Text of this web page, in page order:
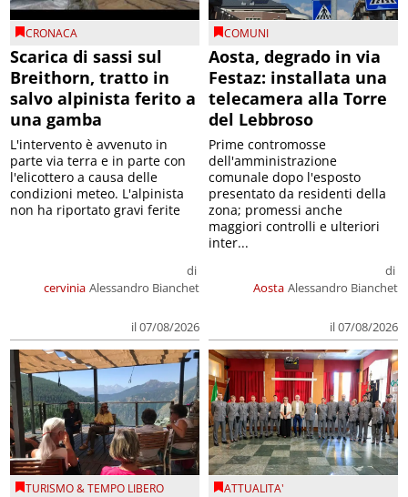
CRONACA
Scarica di sassi sul
Breithorn, tratto in
salvo alpinista ferito a
una gamba
cervinia
di
Alessandro Bianchet
il 07/08/2026
L'intervento è avvenuto in
parte via terra e in parte con
l'elicottero a causa delle
condizioni meteo. L'alpinista
non ha riportato gravi ferite
COMUNI
Aosta, degrado in via
Festaz: installata una
telecamera alla Torre
del Lebbroso
Aosta
di
Alessandro Bianchet
il 07/08/2026
Prime contromosse
dell'amministrazione
comunale dopo l'esposto
presentato da residenti della
zona; promessi anche
maggiori controlli e ulteriori
inter...
TURISMO & TEMPO LIBERO ATTUALITA'